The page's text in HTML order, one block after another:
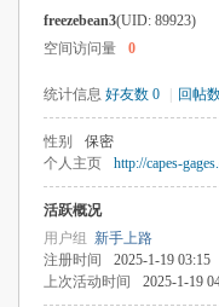
freezebean3(UID: 89923)
空间访问量
0
统计信息 好友数 0 回帖
性别 保密
个人主页
http://capes-
活跃概况
用户组 新手上路
注册时间
2025-1-19 03:15
上次活动时间
2025-1-19